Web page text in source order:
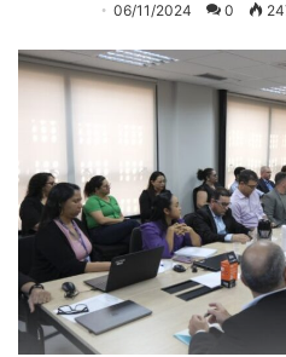
06/11/2024 0